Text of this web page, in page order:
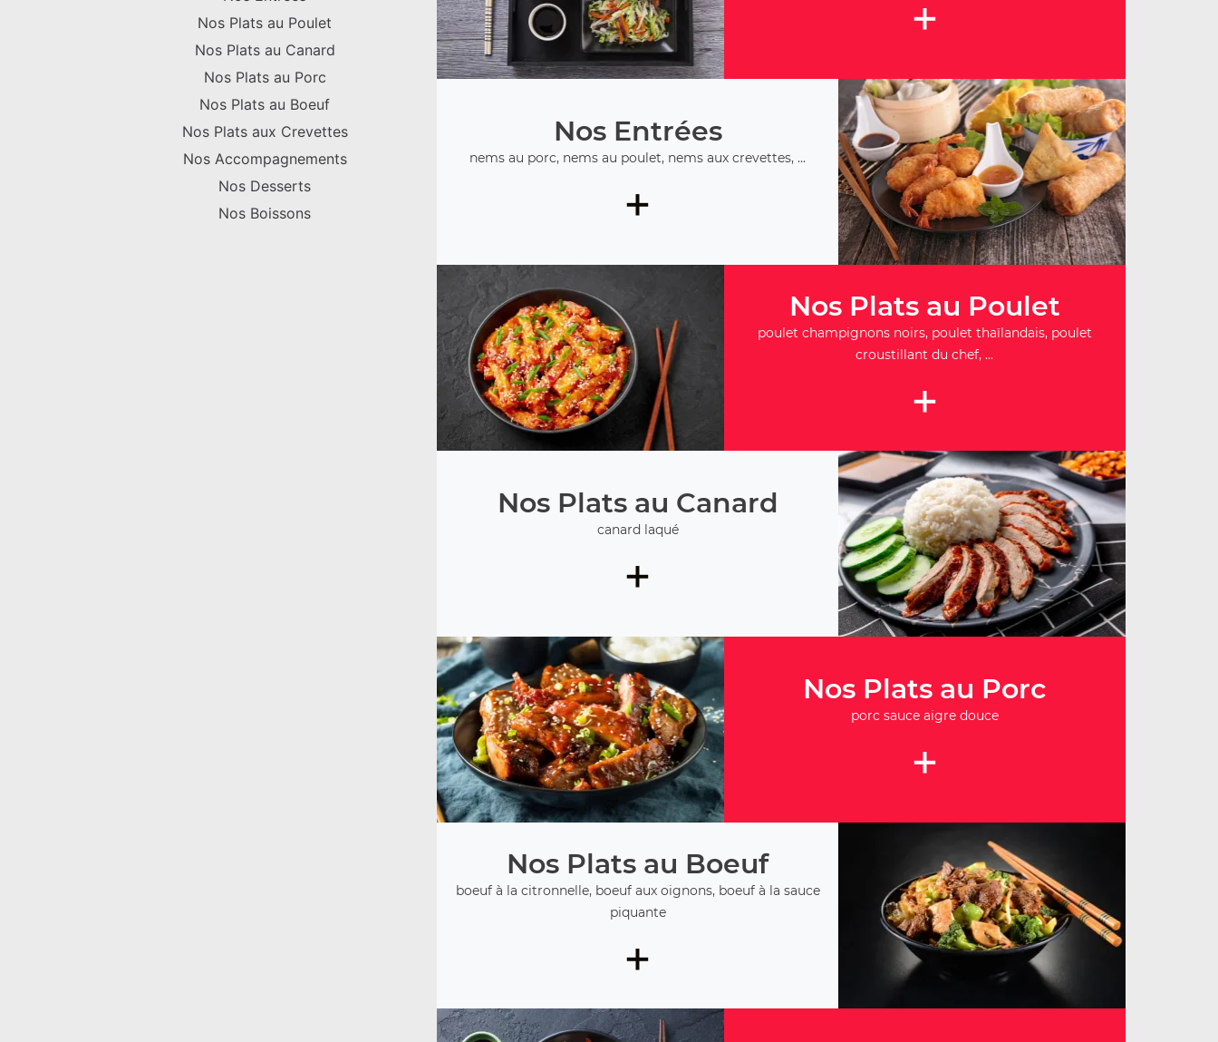
Nos Plats au Poulet
Nos Plats au Canard
Nos Plats au Porc
Nos Plats au Boeuf
Nos Plats aux Crevettes
Nos Accompagnements
Nos Desserts
Nos Boissons
+
Nos Entrées
nems au porc, nems au poulet, nems aux crevettes, ...
+
Nos Plats au Poulet
poulet champignons noirs, poulet thaïlandais, poulet
croustillant du chef, ...
+
Nos Plats au Canard
canard laqué
+
Nos Plats au Porc
porc sauce aigre douce
+
Nos Plats au Boeuf
boeuf à la citronnelle, boeuf aux oignons, boeuf à la sauce
piquante
+